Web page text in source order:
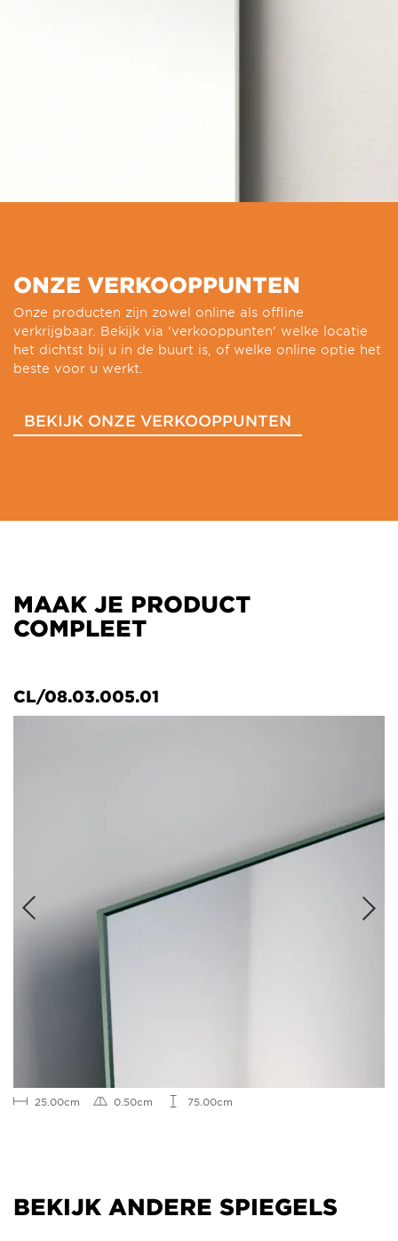
ONZE VERKOOPPUNTEN
Onze producten zijn zowel online als offline
verkrijgbaar. Bekijk via ‘verkooppunten’ welke locatie
het dichtst bij u in de buurt is, of welke online optie het
beste voor u werkt.
BEKIJK ONZE VERKOOPPUNTEN
MAAK JE PRODUCT
COMPLEET
CL/08.03.005.01
25.00cm 0.50cm 75.00cm
BEKIJK ANDERE SPIEGELS